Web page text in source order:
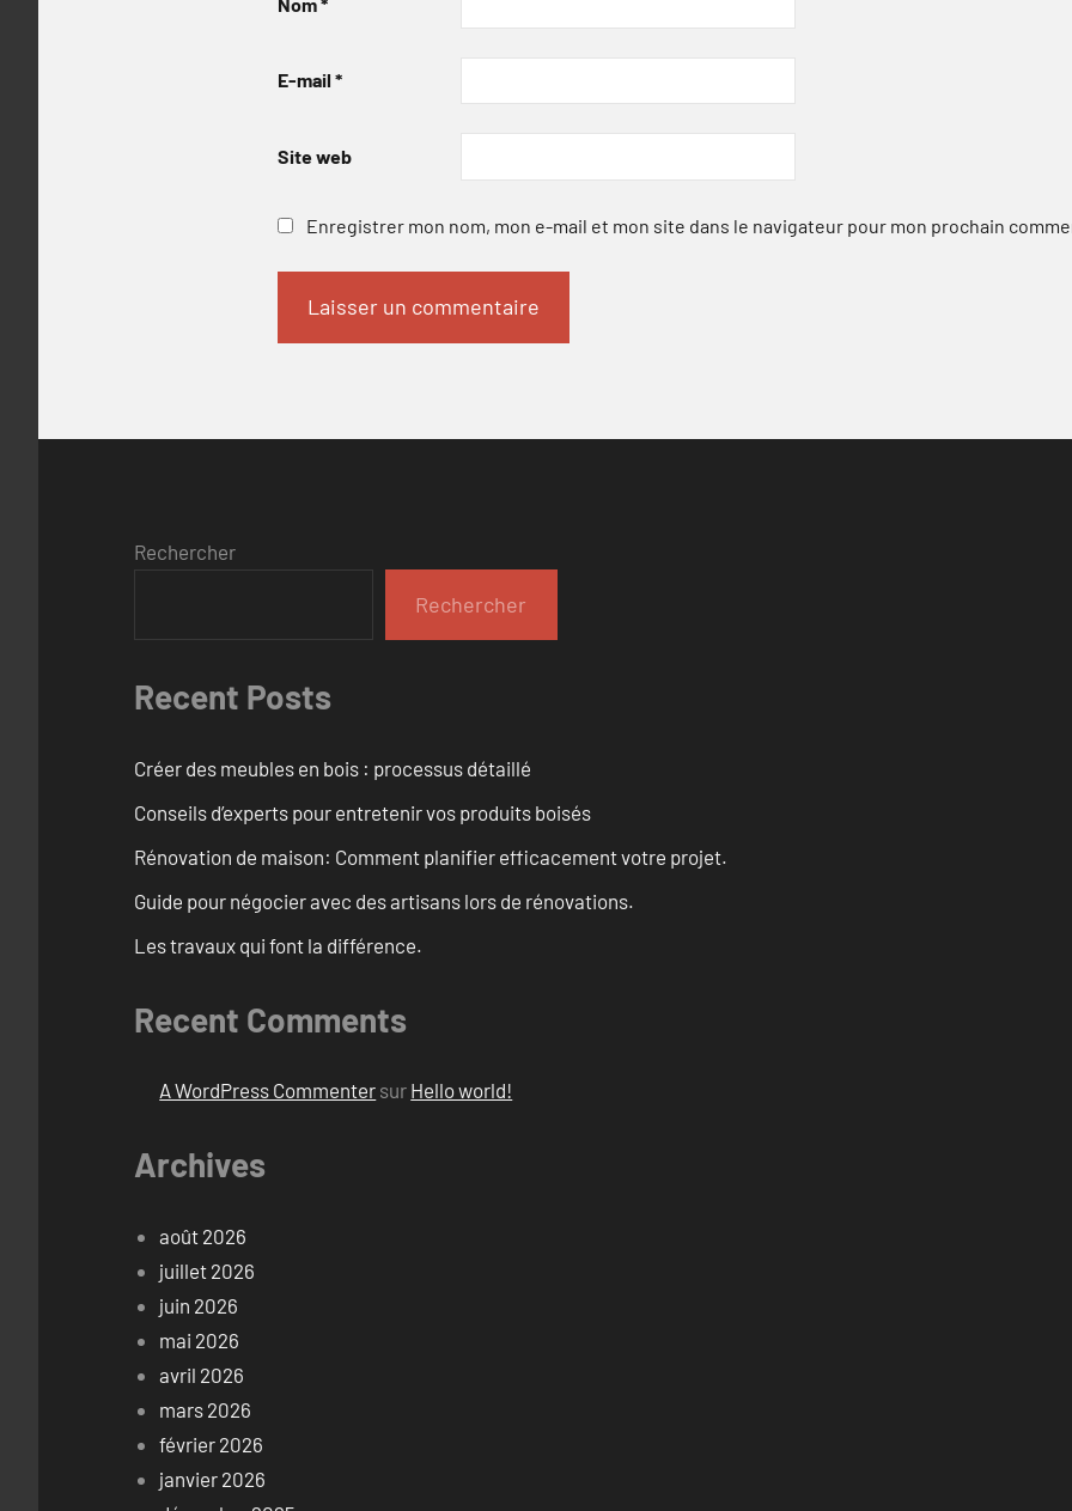
E-mail *
Site web
Enregistrer mon nom, mon e-mail et mon site dans le navigateur pour mon prochain
Rechercher
Rechercher
Recent Posts
Créer des meubles en bois : processus détaillé
Conseils d’experts pour entretenir vos produits boisés
Rénovation de maison: Comment planifier efficacement votre projet.
Guide pour négocier avec des artisans lors de rénovations.
Les travaux qui font la différence.
Recent Comments
A WordPress Commenter sur Hello world!
Archives
août 2026
juillet 2026
juin 2026
mai 2026
avril 2026
mars 2026
février 2026
janvier 2026